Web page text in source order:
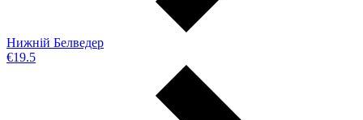
Нижній Белведер
€19.5